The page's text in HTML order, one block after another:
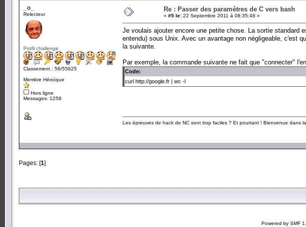
_o_
Relecteur
Profil challenge
Classement : 56/55625
Membre Héroïque
Hors ligne
Messages: 1258
Re : Passer des paramètres de C vers bash
« #5 le: 22 Septembre 2011 à 08:35:48 »
Je voulais ajouter encore une petite chose. La sortie standard
entendu) sous Unix. Avec un avantage non négligeable, c'est
la suivante.
Par exemple, la commande suivante ne fait que "connecter"
Code:
curl http://google.fr | wc -l
Les épreuves de hack de NC sont trop faciles ? Et pourtant ! Bienvenue dans
Pages: [1]
Powered by SMF